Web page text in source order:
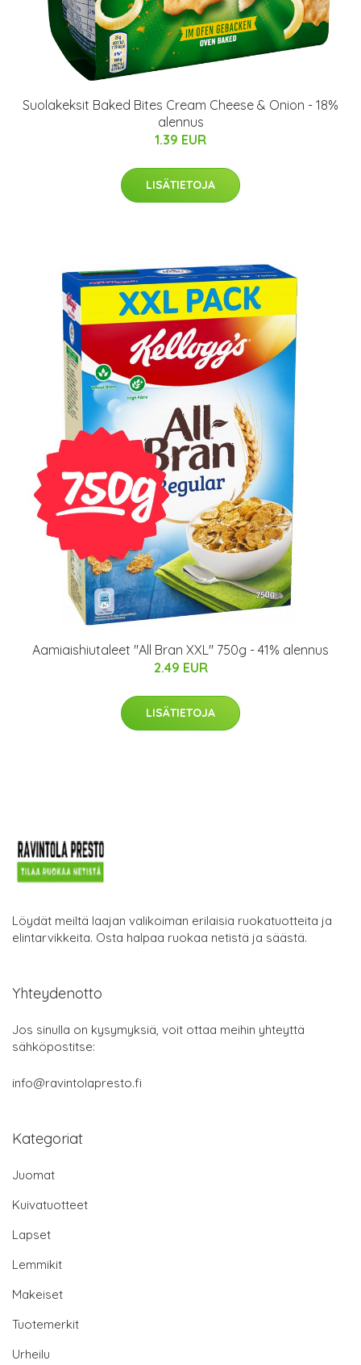
Suolakeksit Baked Bites Cream Cheese & Onion - 18%
alennus
1.39 EUR
LISÄTIETOJA
Aamiaishiutaleet "All Bran XXL" 750g - 41% alennus
2.49 EUR
LISÄTIETOJA
Löydät meiltä laajan valikoiman erilaisia ruokatuotteita ja
elintarvikkeita. Osta halpaa ruokaa netistä ja säästä.
Yhteydenotto
Jos sinulla on kysymyksiä, voit ottaa meihin yhteyttä
sähköpostitse:
info@ravintolapresto.fi
Kategoriat
Juomat
Kuivatuotteet
Lapset
Lemmikit
Makeiset
Tuotemerkit
Urheilu